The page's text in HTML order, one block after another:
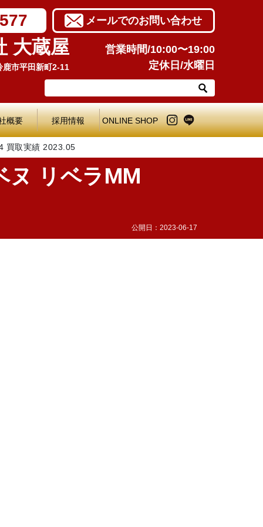
メールでのお問い合わせ
大蔵屋
市平田新町2-11
営業時間/10:00〜19:00
定休日/水曜日
概要 採用情報 ONLINE SHOP
買取実績 2023.05
ヌ リベラMM
公開日： 2023-06-17